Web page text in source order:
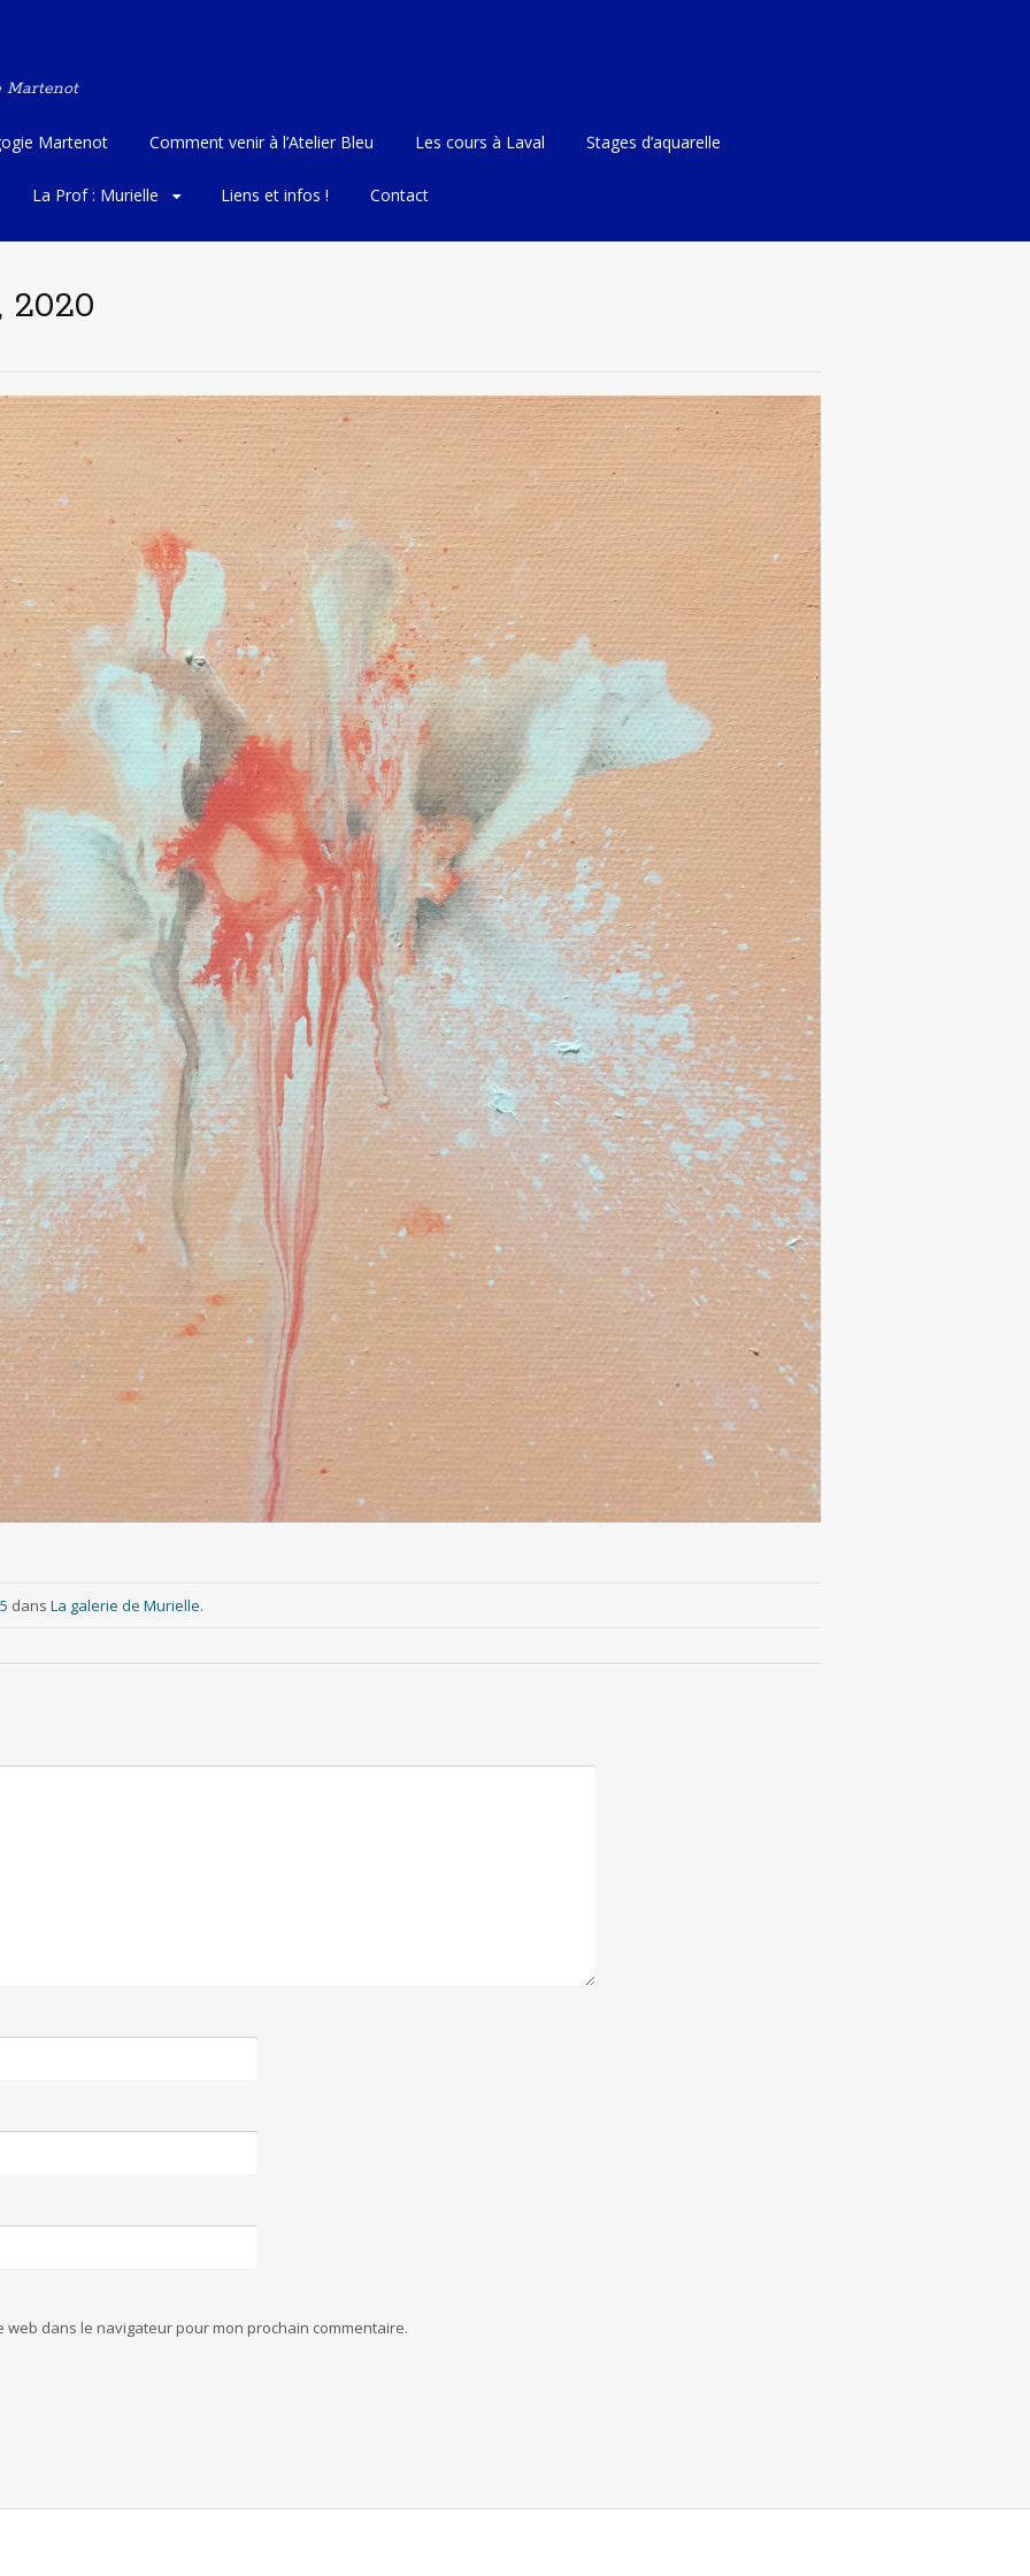
Martenot
Martenot Comment venir à l’Atelier Bleu Les cours à Laval Stages d’aquarelle
La Prof : Murielle Liens et infos ! Contact
2020
dans La galerie de Murielle.
web dans le navigateur pour mon prochain commentaire.